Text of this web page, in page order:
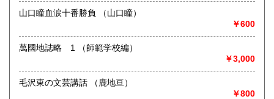
ンタイア・和本・漢籍・戦争㊙︎資料・書道具・茶道具・戦前
絵はがき・鳥瞰図・古地図・浮世絵・軸・拓本・印譜・エロ
グロ】など古いものの中には希少価値の高いものも多数ござ
いますので価値がないと処分される前に是非 ｢古本倶楽部｣ま
沿線名：-
山口瞳血涙十番勝負 （山口瞳）
￥600
萬國地誌略 1 （師範学校編）
￥3,000
毛沢東の文芸講話 （鹿地亘）
￥800